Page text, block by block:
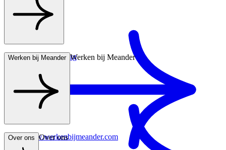
Wonen met zorg
Werken bij Meander Werken bij Meander
www.werkenbijmeander.com
Over ons Over ons